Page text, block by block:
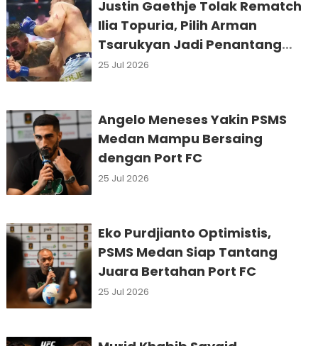
Justin Gaethje Tolak Rematch
Ilia Topuria, Pilih Arman
Tsarukyan Jadi Penantang
Berikutnya
25 Jul 2026
Angelo Meneses Yakin PSMS
Medan Mampu Bersaing
dengan Port FC
25 Jul 2026
Eko Purdjianto Optimistis,
PSMS Medan Siap Tantang
Juara Bertahan Port FC
25 Jul 2026